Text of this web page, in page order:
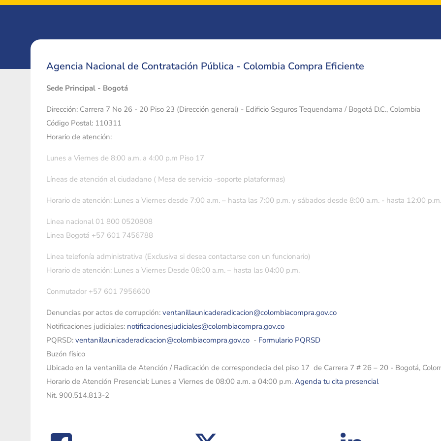
Agencia Nacional de Contratación Pública - Colombia Compra Eficiente
Sede Principal - Bogotá
Dirección: Carrera 7 No 26 - 20 Piso 23 (Dirección general) - Edificio Seguros Tequendama / Bogotá D.C., Colombia
Código Postal: 110311
Horario de atención:
Lunes a Viernes de 8:00 a.m. a 4:00 p.m Piso 17
Líneas de atención al ciudadano ( Mesa de servicio -soporte plataformas)
Horario de atención: Lunes a Viernes desde 7:00 a.m. – hasta las 7:00 p.m. y sábados desde 8:00 a.m. - hasta 12:00 p.m.
Linea nacional 01 800 0520808
Linea Bogotá +57 601 7456788
Linea telefonía administrativa (Exclusiva si desea contactarse con un funcionario)
Horario de atención: Lunes a Viernes Desde 08:00 a.m. – hasta las 04:00 p.m.
Conmutador +57 601 7956600
Denuncias por actos de corrupción: ventanillaunicaderadicacion@colombiacompra.gov.co
Notificaciones judiciales: notificacionesjudiciales@colombiacompra.gov.co
PQRSD: ventanillaunicaderadicacion@colombiacompra.gov.co - Formulario PQRSD
Buzón físico
Ubicado en la ventanilla de Atención / Radicación de correspondecia del piso 17 de Carrera 7 # 26 – 20 - Bogotá,
Horario de Atención Presencial: Lunes a Viernes de 08:00 a.m. a 04:00 p.m. Agenda tu cita presencial
Nit. 900.514.813-2